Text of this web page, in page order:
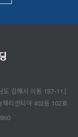
김해시 이동 187-11 |
채리센티아 402동 102호